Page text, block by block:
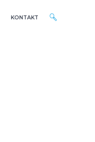
KONTAKT